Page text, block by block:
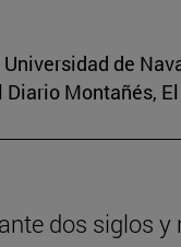
de
Diario Montañés,
dos siglos y